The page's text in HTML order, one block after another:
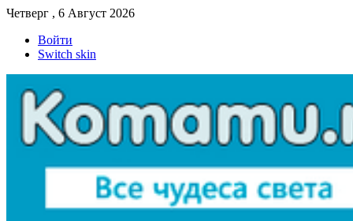
Четверг , 6 Август 2026
Войти
Switch skin